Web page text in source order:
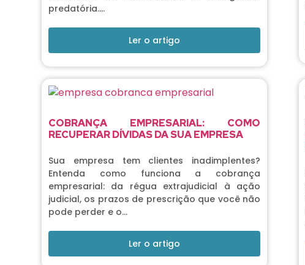
predatória….
Ler o artigo
COBRANÇA EMPRESARIAL: COMO
RECUPERAR DÍVIDAS DA SUA EMPRESA
Sua empresa tem clientes inadimplentes?
Entenda como funciona a cobrança
empresarial: da régua extrajudicial à ação
judicial, os prazos de prescrição que você não
pode perder e o…
Ler o artigo